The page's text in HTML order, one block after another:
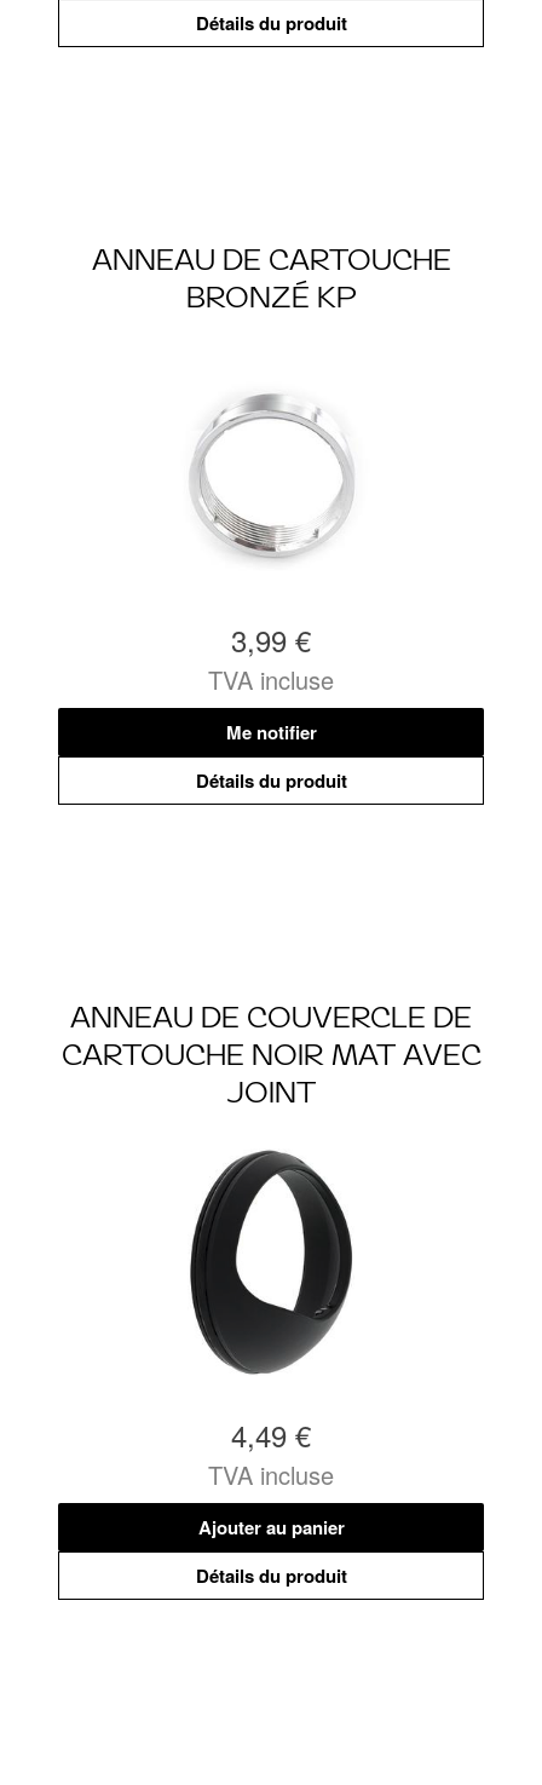
Détails du produit
ANNEAU DE CARTOUCHE
BRONZÉ KP
3,99 €
TVA incluse
Me notifier
Détails du produit
ANNEAU DE COUVERCLE DE
CARTOUCHE NOIR MAT AVEC
JOINT
4,49 €
TVA incluse
Ajouter au panier
Détails du produit